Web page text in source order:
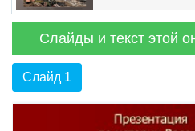
Слайды и текст этой
Слайд 1